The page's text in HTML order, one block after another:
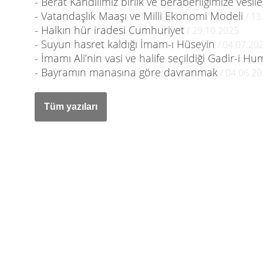
- Vatandaşlık Maaşı ve Milli Ekonomi Modeli /
- Halkın hür iradesi Cumhuriyet / 29.10.2025
- Suyun hasret kaldığı İmam-ı Hüseyin /
- İmamı Ali’nin vasi ve halife seçildiği Gadir-i
- Bayramın manasına göre davranmak /